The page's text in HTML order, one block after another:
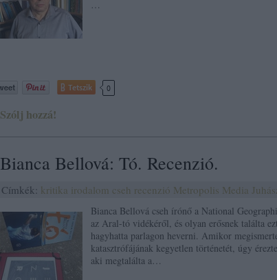
…
Tetszik 0
Szólj hozzá!
Bianca Bellová: Tó. Recenzió.
Címkék: kritika irodalom cseh recenzió Metropolis Media
Bianca Bellová cseh írónő a National
az Aral-tó vidékéről, és olyan erősnek találta
hagyhatta parlagon heverni. Amikor
katasztrófájának kegyetlen történetét, úgy
aki megtalálta a…